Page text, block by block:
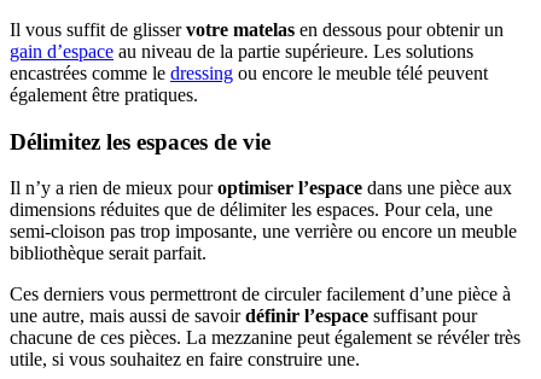
Il vous suffit de glisservotre matelas en dessous pour obtenir un
gain d’espace au niveau de la partie supérieure. Les solutions
encastrées comme le dressing ou encore le meuble télé peuvent
également être pratiques.
Délimitez les espaces de vie
Il n’y a rien de mieux pouroptimiser l’espace dans une pièce aux
dimensions réduites que de délimiter les espaces. Pour cela, une
semi-cloison pas trop imposante, une verrière ou encore un meuble
bibliothèque serait parfait.
Ces derniers vous permettront de circuler facilement d’une pièce à
une autre, mais aussi de savoirdéfinir l’espace suffisant pour
chacune de ces pièces. La mezzanine peut également se révéler très
utile, si vous souhaitez en faire construire une.